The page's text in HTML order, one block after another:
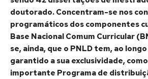
doutorado. Concentram-se nos
programáticos dos componentes
Base Nacional Comum Curricular
se, ainda, que o PNLD tem, ao
garantido a sua exclusividade,
importante Programa de